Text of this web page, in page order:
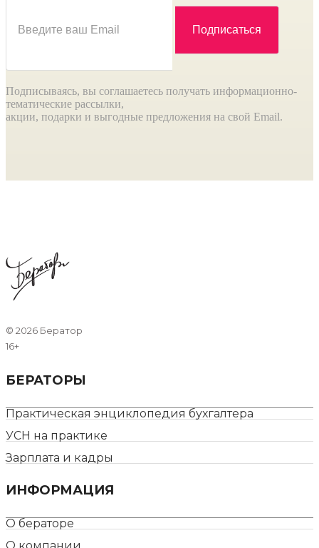
Подписываясь, вы соглашаетесь получать информационно-
тематические рассылки,
акции, подарки и выгодные предложения на свой Email.
© 2026 Бератор
16+
БЕРАТОРЫ
Практическая энциклопедия бухгалтера
УСН на практике
Зарплата и кадры
ИНФОРМАЦИЯ
О бераторе